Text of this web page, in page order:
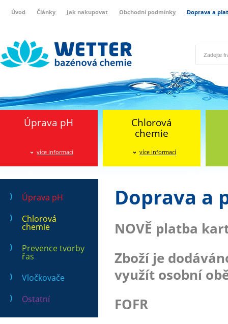
Úvod Články Jak nakupovat Obchodní podmínky Doprava a
Úprava pH
více informací
Chlorová
chemie
více informací
Úprava pH
Chlorová
chemie
Prevence tvorby
řas
Vločkovače
Ostatní
Doprava a
NOVĚ platba
Zboží je
využít osobní
FOFR